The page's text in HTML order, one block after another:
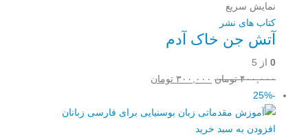
نمایش سریع
کتاب های نشر
آتش جن خاک آدم
0 از 5
۴۰۰,۰۰۰ تومان قیمت
۴۰۰,۰۰۰ تومان
بود.
۳۰۰,۰۰۰ تومان
۳۰۰,۰۰۰ تومان.
-25%
افزودن به سبد خرید